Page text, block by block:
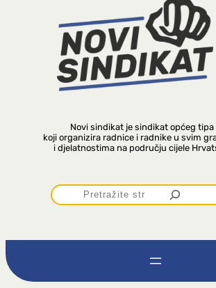
Novi sindikat je sindikat općeg tipa
koji organizira radnice i radnike u svim
i djelatnostima na području cijele
P
r